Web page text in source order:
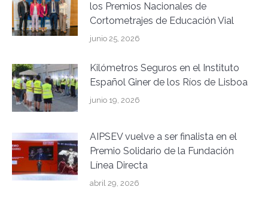
los Premios Nacionales de
Cortometrajes de Educación Vial
junio 25, 2026
Kilómetros Seguros en el Instituto
Español Giner de los Ríos de Lisboa
junio 19, 2026
AIPSEV vuelve a ser finalista en el
Premio Solidario de la Fundación
Línea Directa
abril 29, 2026